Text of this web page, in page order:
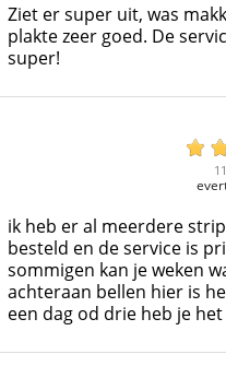
Ziet er super uit, was
plakte zeer goed. De
super!
ik heb er al meerdere
besteld en de service is
sommigen kan je weken
achteraan bellen hier is
een dag od drie heb je